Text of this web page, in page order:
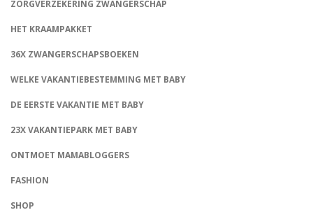
ZORGVERZEKERING ZWANGERSCHAP
HET KRAAMPAKKET
36X ZWANGERSCHAPSBOEKEN
WELKE VAKANTIEBESTEMMING MET BABY
DE EERSTE VAKANTIE MET BABY
23X VAKANTIEPARK MET BABY
ONTMOET MAMABLOGGERS
FASHION
SHOP